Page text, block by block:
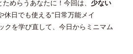
めらうあなたに！今回は、 少ない
日でも使える”日常万能メイ
クを学び直して、今日からミニマム